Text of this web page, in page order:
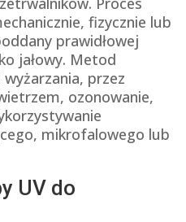
fizycznie lub
prawidłowej
jałowy. Metod
przez
ozonowanie,
mikrofalowego lub
UV do